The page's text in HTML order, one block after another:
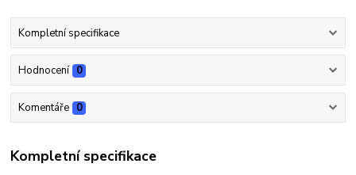
Kompletní specifikace
Hodnocení 0
Komentáře 0
Kompletní specifikace